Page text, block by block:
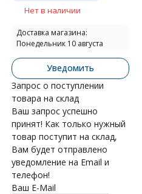
Нет в наличии
Доставка магазина:
Понедельник 10 августа
Уведомить
Запрос о поступлении
товара на склад
Ваш запрос успешно
принят! Как только нужный
товар поступит на склад,
Вам будет отправлено
уведомление на Email и
телефон!
Ваш E-Mail